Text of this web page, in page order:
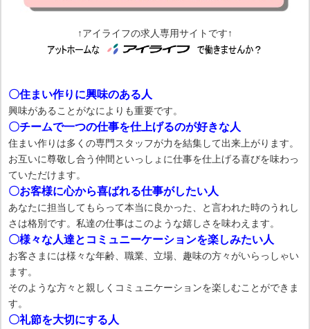
↑アイライフの求人専用サイトです↑
〇住まい作りに興味のある人
興味があることがなによりも重要です。
〇チームで一つの仕事を仕上げるのが好きな人
住まい作りは多くの専門スタッフが力を結集して出来上がります。
お互いに尊敬し合う仲間といっしょに仕事を仕上げる喜びを味わっ
ていただけます。
〇お客様に心から喜ばれる仕事がしたい人
あなたに担当してもらって本当に良かった、と言われた時のうれし
さは格別です。私達の仕事はこのような嬉しさを味わえます。
〇様々な人達とコミュニーケーションを楽しみたい人
お客さまには様々な年齢、職業、立場、趣味の方々がいらっしゃい
ます。
そのような方々と親しくコミュニケーションを楽しむことができま
す。
〇礼節を大切にする人